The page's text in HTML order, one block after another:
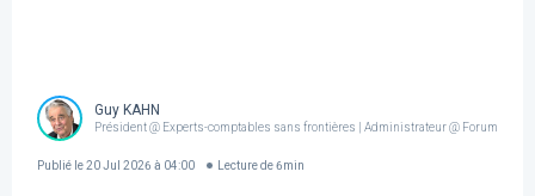
Guy KAHN
Président @ Experts-comptables sans frontières | Administrateur @ Forum For
Publié le20 Jul 2026 à 04:00 Lecture de 6min